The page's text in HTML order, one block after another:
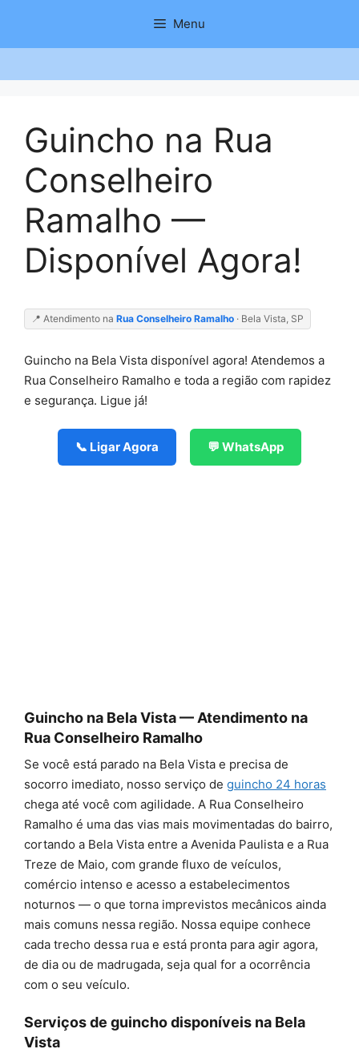
o
Menu
Guincho na Rua
Conselheiro
Ramalho —
Disponível Agora!
📍 Atendimento na Rua Conselheiro Ramalho · Bela Vista, SP
Guincho na Bela Vista disponível agora! Atendemos a
Rua Conselheiro Ramalho e toda a região com rapidez
e segurança. Ligue já!
📞 Ligar Agora 💬 WhatsApp
Guincho na Bela Vista — Atendimento na
Rua Conselheiro Ramalho
Se você está parado na Bela Vista e precisa de
socorro imediato, nosso serviço de guincho 24 horas
chega até você com agilidade. A Rua Conselheiro
Ramalho é uma das vias mais movimentadas do bairro,
cortando a Bela Vista entre a Avenida Paulista e a Rua
Treze de Maio, com grande fluxo de veículos,
comércio intenso e acesso a estabelecimentos
noturnos — o que torna imprevistos mecânicos ainda
mais comuns nessa região. Nossa equipe conhece
cada trecho dessa rua e está pronta para agir agora,
de dia ou de madrugada, seja qual for a ocorrência
com o seu veículo.
Serviços de guincho disponíveis na Bela
Vista